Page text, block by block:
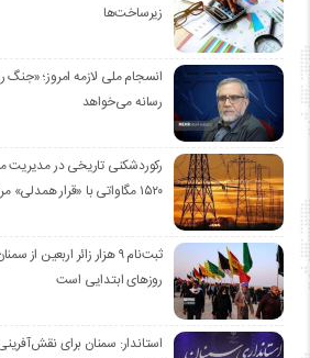
زیرساخت‌ها
انسجام ملی لازمه امروز؛
رسانه می‌خواهد
رکوردشکنی تاریخی در
۱۵۲۰ مگاواتی با «قرار همدلی» مردم
ثبت‌نام ۹ هزار زائر اربعین
روزهای ابتدایی است
استاندار: سمنان برای